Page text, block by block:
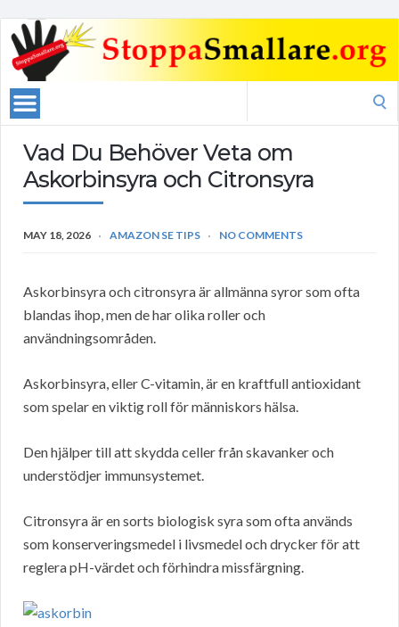
Vad Du Behöver Veta om
Askorbinsyra och Citronsyra
MAY 18, 2026 AMAZON SE TIPS NO COMMENTS
Askorbinsyra och citronsyra är allmänna syror som ofta
blandas ihop, men de har olika roller och
användningsområden.
Askorbinsyra, eller C-vitamin, är en kraftfull antioxidant
som spelar en viktig roll för människors hälsa.
Den hjälper till att skydda celler från skavanker och
understödjer immunsystemet.
Citronsyra är en sorts biologisk syra som ofta används
som konserveringsmedel i livsmedel och drycker för att
reglera pH-värdet och förhindra missfärgning.